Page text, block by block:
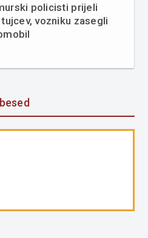
policisti prijeli
vozniku zasegli